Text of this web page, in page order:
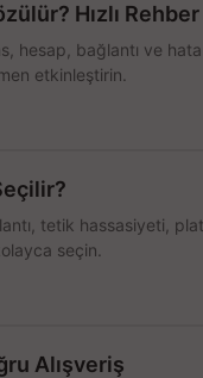
Hızlı Rehber
hesap, bağlantı ve hata
etkinleştirin.
tetik hassasiyeti,
seçin.
Alışveriş